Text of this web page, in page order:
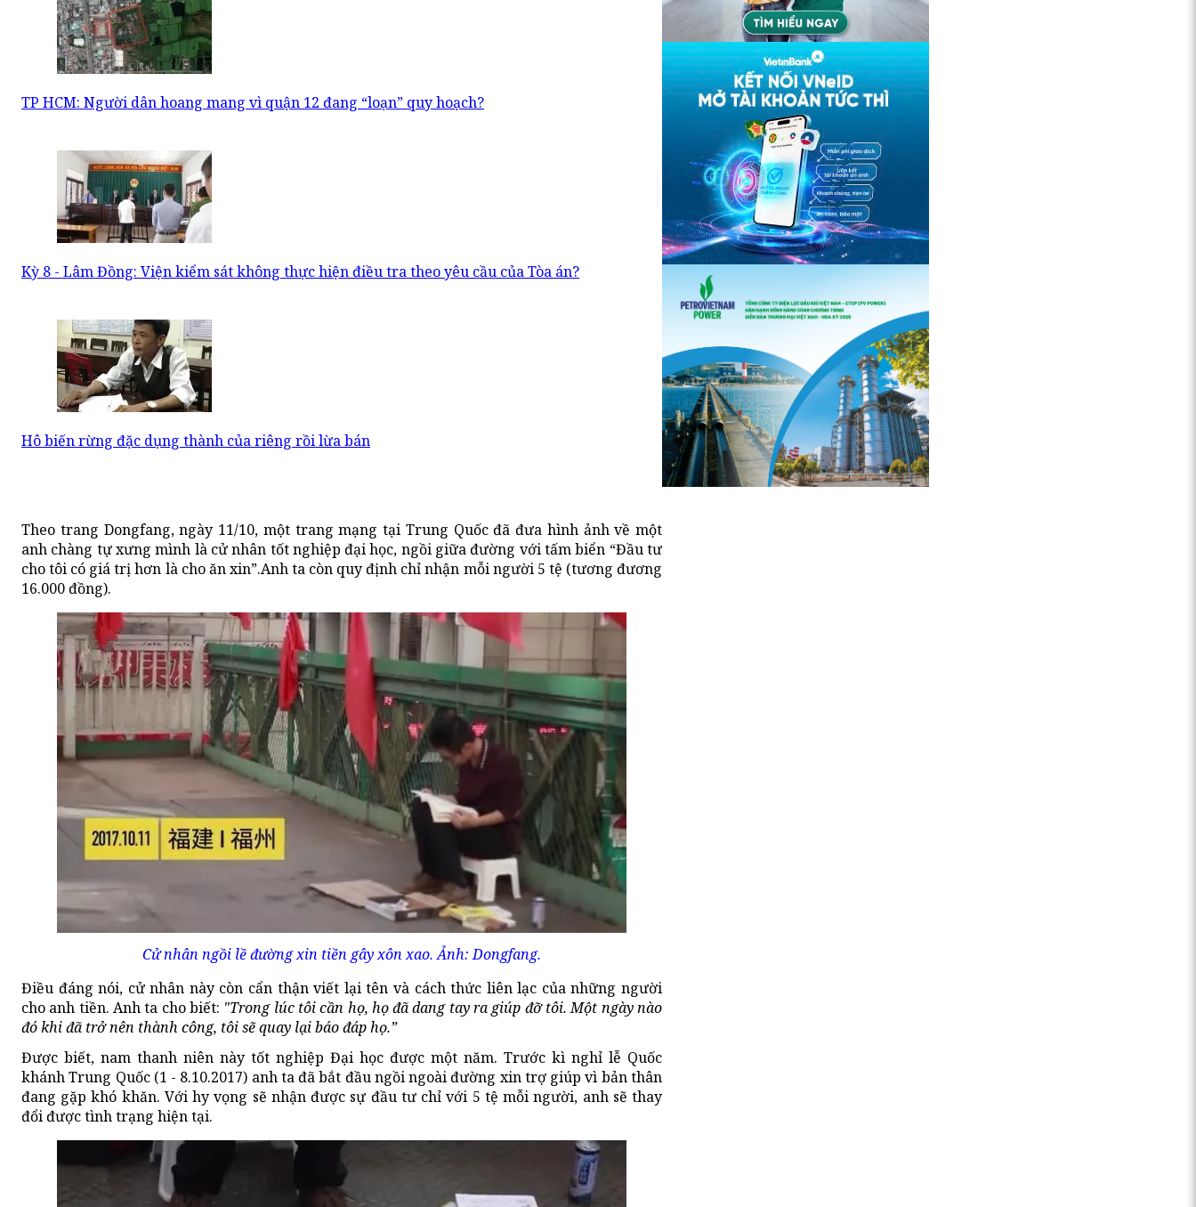
TP HCM: Người dân hoang mang vì quận 12 đang “loạn” quy hoạch?
Kỳ 8 - Lâm Đồng: Viện kiểm sát không thực hiện điều tra theo yêu cầu của Tòa án?
Hô biến rừng đặc dụng thành của riêng rồi lừa bán
Theo trang Dongfang, ngày 11/10, một trang mạng tại Trung Quốc đã đưa hình ảnh về một
anh chàng tự xưng mình là cử nhân tốt nghiệp đại học, ngồi giữa đường với tấm biển “Đầu tư
cho tôi có giá trị hơn là cho ăn xin”.Anh ta còn quy định chỉ nhận mỗi người 5 tệ (tương đương
16.000 đồng).
Cử nhân ngồi lề đường xin tiền gây xôn xao. Ảnh: Dongfang.
Điều đáng nói, cử nhân này còn cẩn thận viết lại tên và cách thức liên lạc của những người
cho anh tiền. Anh ta cho biết: "Trong lúc tôi cần họ, họ đã dang tay ra giúp đỡ tôi. Một ngày nào
đó khi đã trở nên thành công, tôi sẽ quay lại báo đáp họ.”
Được biết, nam thanh niên này tốt nghiệp Đại học được một năm. Trước kì nghỉ lễ Quốc
khánh Trung Quốc (1 - 8.10.2017) anh ta đã bắt đầu ngồi ngoài đường xin trợ giúp vì bản thân
đang gặp khó khăn. Với hy vọng sẽ nhận được sự đầu tư chỉ với 5 tệ mỗi người, anh sẽ thay
đổi được tình trạng hiện tại.